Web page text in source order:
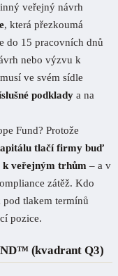
veřejný návrh
, která přezkoumá
do 15 pracovních dnů
nebo výzvu k
ve svém sídle
podklady a na
Fund? Protože
tlačí firmy buď
k veřejným trhům – a v
zátěž. Kdo
pod tlakem termínů
pozice.
(kvadrant Q3)